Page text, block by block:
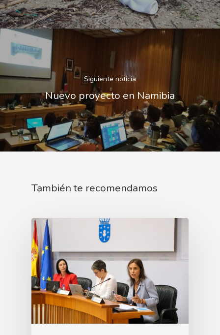
Siguiente noticia
Nuevo proyecto en Namibia
También te recomendamos